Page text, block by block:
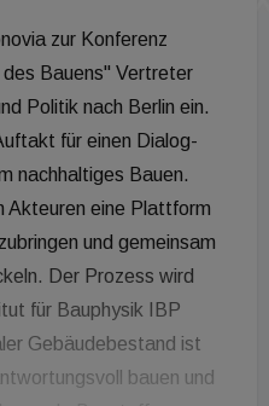
zur Konferenz
Bauens" Vertreter
Politik nach Berlin ein.
für einen Dialog-
nachhaltiges Bauen.
Akteuren eine Plattform
und gemeinsam
Der Prozess wird
für Bauphysik IBP
Gebäudebestand ist
bauen und